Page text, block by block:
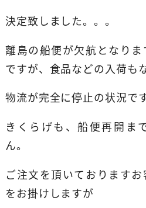
決定致しました。。。
離島の船便が欠航となり
ですが、食品などの入荷も
物流が完全に停止の状況です
きくらげも、船便再開ま
ん。
ご注文を頂いております
をお掛けしますが